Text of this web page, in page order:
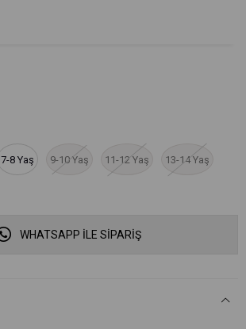
7-8 Yaş 9-10 Yaş 11-12 Yaş 13-14 Yaş
WHATSAPP İLE SİPARİŞ